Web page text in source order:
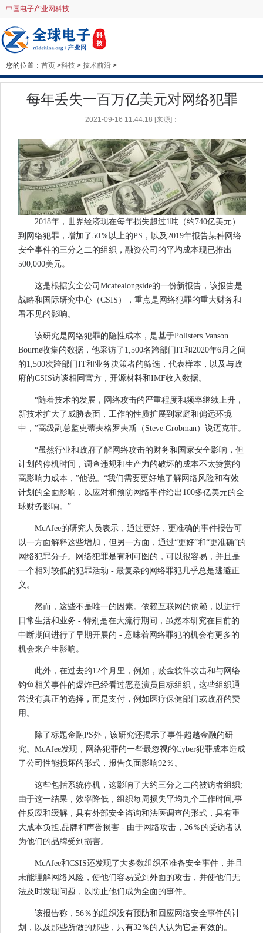
中国电子产业网科技
您的位置： 首页 >科技 > 技术前沿 >
每年丢失一百万亿美元对网络犯罪
2021-09-16 11:44:18 [来源]：
2018年，世界经济现在每年损失超过1吨（约740亿美元）
到网络犯罪，增加了50％以上的PS，以及2019年报告某种网络
安全事件的三分之二的组织，融资公司的平均成本现已推出
500,000美元。
这是根据安全公司Mcafealongside的一份新报告，该报告是
战略和国际研究中心（CSIS），重点是网络犯罪的重大财务和
看不见的影响。
该研究是网络犯罪的隐性成本，是基于Pollsters Vanson
Bourne收集的数据，他采访了1,500名跨部门IT和2020年6月之间
的1,500次跨部门IT和业务决策者的筛选，代表样本，以及与政
府的CSIS访谈相同官方，开源材料和IMF收入数据。
“随着技术的发展，网络攻击的严重程度和频率继续上升，
新技术扩大了威胁表面，工作的性质扩展到家庭和偏远环境
中，”高级副总监史蒂夫格罗夫斯（Steve Grobman）说迈克菲。
“虽然行业和政府了解网络攻击的财务和国家安全影响，但
计划的停机时间，调查违规和生产力的破坏的成本不太赞赏的
高影响力成本，”他说。“我们需要更好地了解网络风险和有效
计划的全面影响，以应对和预防网络事件给出100多亿美元的全
球财务影响。”
McAfee的研究人员表示，通过更好，更准确的事件报告可
以一方面解释这些增加，但另一方面，通过“更好”和“更准确”的
网络犯罪分子。网络犯罪是有利可图的，可以很容易，并且是
一个相对较低的犯罪活动 - 最复杂的网络罪犯几乎总是逃避正
义。
然而，这些不是唯一的因素。依赖互联网的依赖，以进行
日常生活和业务 - 特别是在大流行期间，虽然本研究在目前的
中断期间进行了早期开展的 - 意味着网络罪犯的机会有更多的
机会来产生影响。
此外，在过去的12个月里，例如，赎金软件攻击和与网络
钓鱼相关事件的爆炸已经看过恶意演员目标组织，这些组织通
常没有真正的选择，而是支付，例如医疗保健部门或政府的费
用。
除了标题金融PS外，该研究还揭示了事件超越金融的研
究。McAfee发现，网络犯罪的一些最忽视的Cyber​​犯罪成本造成
了公司性能损坏的形式，报告负面影响92％。
这些包括系统停机，这影响了大约三分之二的被访者组织;
由于这一结果，效率降低，组织每周损失平均九个工作时间;事
件反应和缓解，具有外部安全咨询和法医调查的形式，具有重
大成本负担;品牌和声誉损害 - 由于网络攻击，26％的受访者认
为他们的品牌受到损害。
McAfee和CSIS还发现了大多数组织不准备安全事件，并且
未能理解网络风险，使他们容易受到外面的攻击，并使他们无
法及时发现问题，以防止他们成为全面的事件。
该报告称，56％的组织没有预防和回应网络安全事件的计
划，以及那些所做的那些，只有32％的人认为它是有效的。